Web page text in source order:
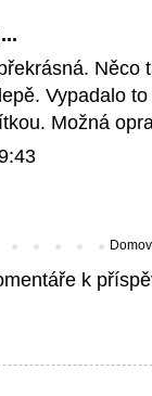
Něco
Vypadalo
Možná
k